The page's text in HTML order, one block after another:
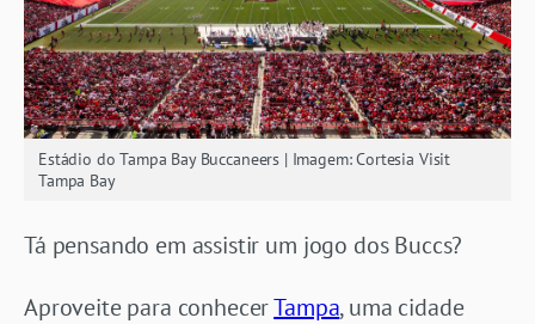
Estádio do Tampa Bay Buccaneers | Imagem: Cortesia Visit
Tampa Bay
Tá pensando em assistir um jogo dos Buccs?
Aproveite para conhecerTampa, uma cidade